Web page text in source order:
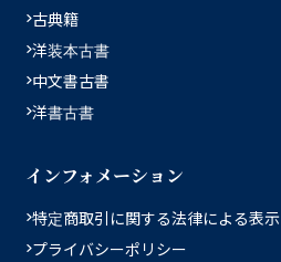
古典籍
洋装本古書
中文書古書
洋書古書
インフォメーション
特定商取引に関する法律による表示
プライバシーポリシー